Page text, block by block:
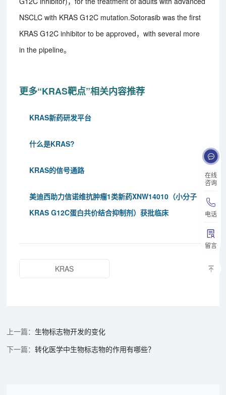
在线
咨询
电话
留言
NSCLC with KRAS G12C mutation.Sotorasib was the first
KRAS G12C inhibitor to be approved，with several more
in the pipeline。
更多“KRAS靶点”相关内容推荐
KRAS新药研发平台
什么是KRAS?
KRAS的信号通路
美迪西助力信诺维抗肿瘤1类新药XNW14010（小分子
KRAS G12C蛋白共价结合抑制剂）获批临床
KRAS
生物标志物开发的变化
转化医学中生物标志物的作用有哪些？